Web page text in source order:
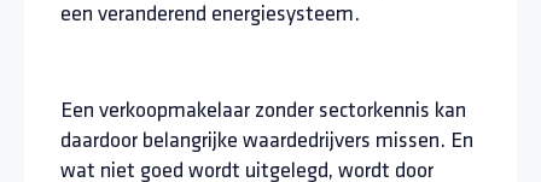
een veranderend energiesysteem.
Een verkoopmakelaar zonder sectorkennis kan
daardoor belangrijke waardedrijvers missen. En
wat niet goed wordt uitgelegd, wordt door